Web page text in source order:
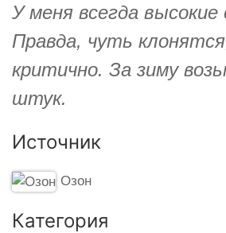
У меня всегда высокие
Правда, чуть
критично. За зиму
штук.
Источник
Озон
Категория